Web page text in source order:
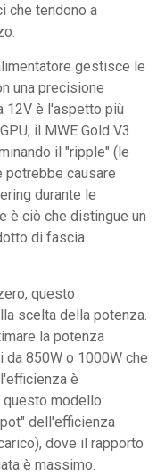
che tendono a
gestisce le
una precisione
12V è l'aspetto più
il MWE Gold V3
il "ripple" (le
causare
durante le
è ciò che distingue un
di fascia
questo
scelta della potenza.
la potenza
850W o 1000W che
è
questo modello
dell'efficienza
dove il rapporto
è massimo.